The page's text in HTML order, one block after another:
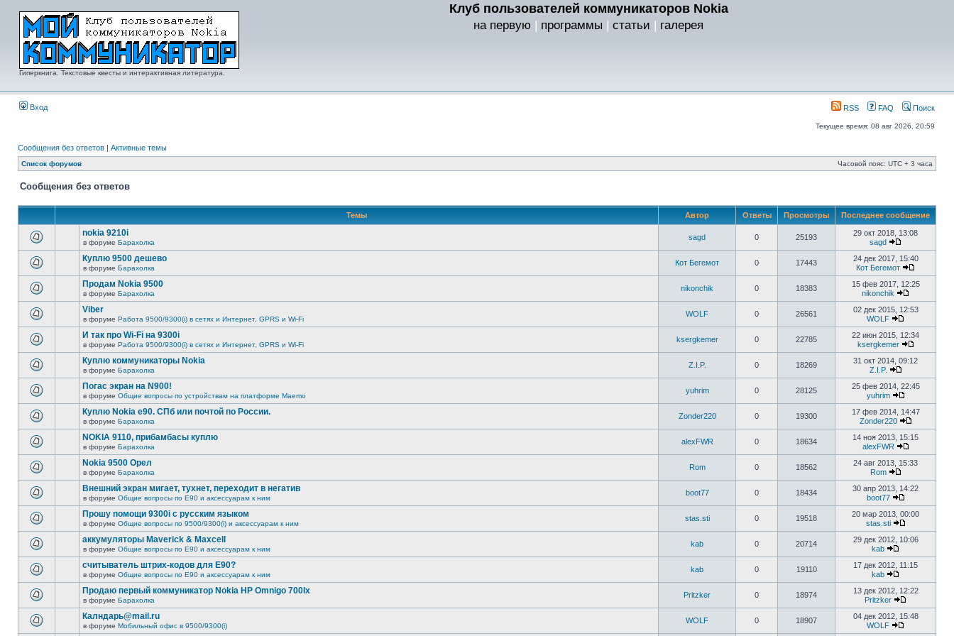
Гиперкнига. Текстовые квесты и интерактивная литература.
Клуб пользователей коммуникаторов Nokia
на первую | программы | статьи | галерея
Вход RSS FAQ Поиск
Текущее время: 08 авг 2026, 20:59
Сообщения без ответов | Активные темы
Список форумов Часовой пояс: UTC + 3 часа
Сообщения без ответов
Темы Автор Ответы Просмотры Последнее сообщение
nokia 9210i
в форуме Барахолка
sagd 0 25193
29 окт 2018, 13:08
sagd
Куплю 9500 дешево
в форуме Барахолка
Кот Бегемот 0 17443
24 дек 2017, 15:40
Кот Бегемот
Продам Nokia 9500
в форуме Барахолка
nikonchik 0 18383
15 фев 2017, 12:25
nikonchik
Viber
в форуме Работа 9500/9300(i) в сетях и Интернет, GPRS и Wi-Fi
WOLF 0 26561
02 дек 2015, 12:53
WOLF
И так про Wi-Fi на 9300i
в форуме Работа 9500/9300(i) в сетях и Интернет, GPRS и Wi-Fi
ksergkemer 0 22785
22 июн 2015, 12:34
ksergkemer
Куплю коммуникаторы Nokia
в форуме Барахолка
Z.I.P. 0 18269
31 окт 2014, 09:12
Z.I.P.
Погас экран на N900!
в форуме Общие вопросы по устройствам на платформе Maemo
yuhrim 0 28125
25 фев 2014, 22:45
yuhrim
Куплю Nokia e90. СПб или почтой по России.
в форуме Барахолка
Zonder220 0 19300
17 фев 2014, 14:47
Zonder220
NOKIA 9110, прибамбасы куплю
в форуме Барахолка
alexFWR 0 18634
14 ноя 2013, 15:15
alexFWR
Nokia 9500 Орел
в форуме Барахолка
Rom 0 18562
24 авг 2013, 15:33
Rom
Внешний экран мигает, тухнет, переходит в негатив
в форуме Общие вопросы по E90 и аксессуарам к ним
boot77 0 18434
30 апр 2013, 14:22
boot77
Прошу помощи 9300i c русским языком
в форуме Общие вопросы по 9500/9300(i) и аксессуарам к ним
stas.sti 0 19518
20 мар 2013, 00:00
stas.sti
аккумуляторы Maverick & Maxcell
в форуме Общие вопросы по E90 и аксессуарам к ним
kab 0 20714
29 дек 2012, 10:06
kab
считыватель штрих-кодов для Е90?
в форуме Общие вопросы по E90 и аксессуарам к ним
kab 0 19110
17 дек 2012, 11:15
kab
Продаю первый коммуникатор Nokia HP Omnigo 700lx
в форуме Барахолка
Pritzker 0 18974
13 дек 2012, 12:22
Pritzker
Калндарь@mail.ru
в форуме Мобильный офис в 9500/9300(i)
WOLF 0 18907
04 дек 2012, 15:48
WOLF